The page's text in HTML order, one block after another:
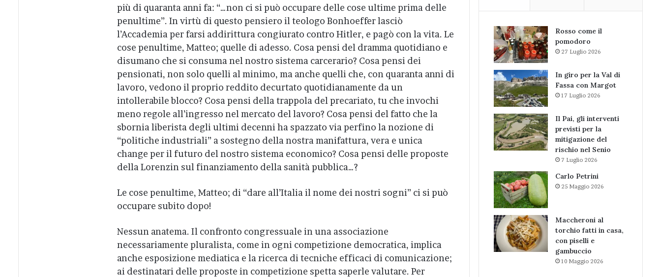
più di quaranta anni fa: “…non ci si può occupare delle cose ultime prima delle
penultime”. In virtù di questo pensiero il teologo Bonhoeffer lasciò
l’Accademia per farsi addirittura congiurato contro Hitler, e pagò con la vita. Le
cose penultime, Matteo; quelle di adesso. Cosa pensi del dramma quotidiano e
disumano che si consuma nel nostro sistema carcerario? Cosa pensi dei
pensionati, non solo quelli al minimo, ma anche quelli che, con quaranta anni di
lavoro, vedono il proprio reddito decurtato quotidianamente da un
intollerabile blocco? Cosa pensi della trappola del precariato, tu che invochi
meno regole all’ingresso nel mercato del lavoro? Cosa pensi del fatto che la
sbornia liberista degli ultimi decenni ha spazzato via perfino la nozione di
“politiche industriali” a sostegno della nostra manifattura, vera e unica
change per il futuro del nostro sistema economico? Cosa pensi delle proposte
della Lorenzin sul finanziamento della sanità pubblica…?
Le cose penultime, Matteo; di “dare all’Italia il nome dei nostri sogni” ci si può
occupare subito dopo!
Nessun anatema. Il confronto congressuale in una associazione
necessariamente pluralista, come in ogni competizione democratica, implica
anche esposizione mediatica e la ricerca di tecniche efficaci di comunicazione;
ai destinatari delle proposte in competizione spetta saperle valutare. Per
Rosso come il
pomodoro
27 Luglio 2026
In giro per la Val di
Fassa con Margot
17 Luglio 2026
Il Pai, gli interventi
previsti per la
mitigazione del
rischio nel Senio
7 Luglio 2026
Carlo Petrini
25 Maggio 2026
Maccheroni al
torchio fatti in casa,
con piselli e
gambuccio
10 Maggio 2026